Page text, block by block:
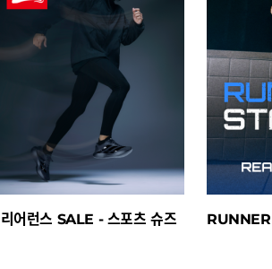
어런스 SALE - 스포츠 슈즈